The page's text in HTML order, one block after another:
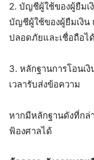
2. บัญชีผู้ใช้ของผู้ยืมเ
บัญชีผู้ใช้ของผู้ยืมเงิ
ปลอดภัยและเชื่อถือได้
3. หลักฐานการโอนเ
เวลารับส่งข้อความ
หากมีหลักฐานดังที่กล่
ฟ้องศาลได้